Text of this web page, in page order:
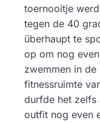
toernooitje
tegen de 40
überhaupt te
op om nog
zwemmen in
fitnessruimte
durfde het zelfs
outfit nog even